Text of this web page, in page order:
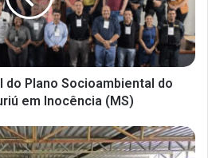
do Plano Socioambiental do
em Inocência (MS)